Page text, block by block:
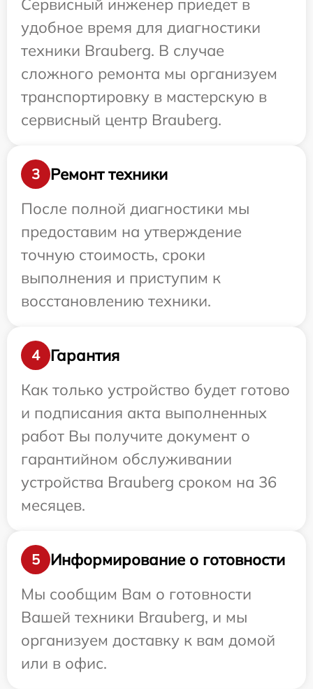
Сервисный инженер приедет в
удобное время для диагностики
техники Brauberg. В случае
сложного ремонта мы организуем
транспортировку в мастерскую в
сервисный центр Brauberg.
3
Ремонт техники
После полной диагностики мы
предоставим на утверждение
точную стоимость, сроки
выполнения и приступим к
восстановлению техники.
4
Гарантия
Как только устройство будет готово
и подписания акта выполненных
работ Вы получите документ о
гарантийном обслуживании
устройства Brauberg сроком на 36
месяцев.
5
Информирование о готовности
Мы сообщим Вам о готовности
Вашей техники Brauberg, и мы
организуем доставку к вам домой
или в офис.